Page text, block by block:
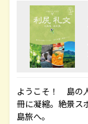
ようこそ！ 島の
冊に凝縮。絶景ス
島旅へ。